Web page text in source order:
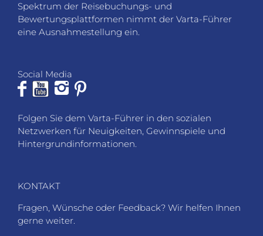
Spektrum der Reisebuchungs- und
Bewertungsplattformen nimmt der Varta-Führer
eine Ausnahmestellung ein.
Social Media
Folgen Sie dem Varta-Führer in den sozialen
Netzwerken für Neuigkeiten, Gewinnspiele und
Hintergrundinformationen.
KONTAKT
Fragen, Wünsche oder Feedback? Wir helfen Ihnen
gerne weiter.